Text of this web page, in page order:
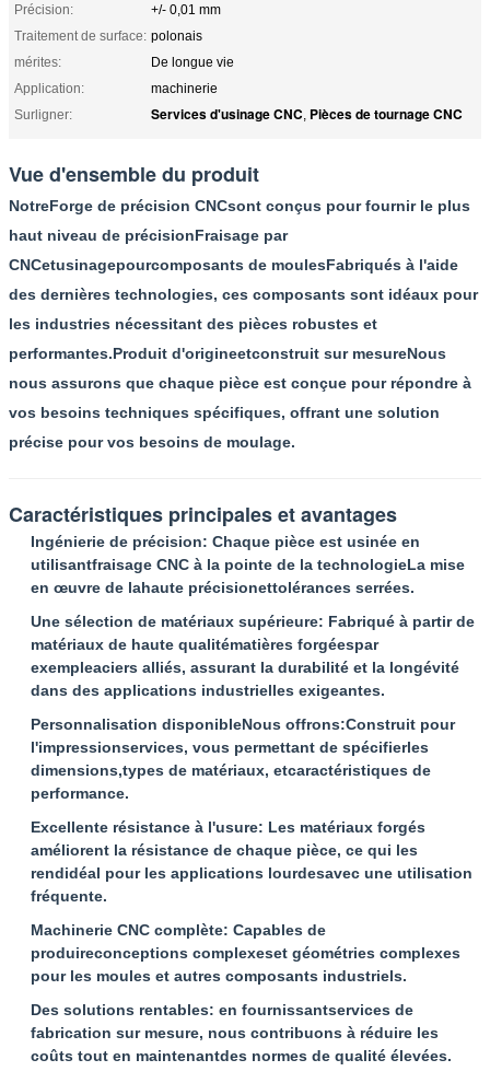
Précision:
+/- 0,01 mm
Traitement de surface: polonais
mérites:
De longue vie
Application:
machinerie
Surligner:
Services d'usinage CNC, Pièces de tournage CNC
Vue d'ensemble du produit
NotreForge de précision CNCsont conçus pour fournir le plus
haut niveau de précisionFraisage par
CNCetusinagepourcomposants de moulesFabriqués à l'aide
des dernières technologies, ces composants sont idéaux pour
les industries nécessitant des pièces robustes et
performantes.Produit d'origineetconstruit sur mesureNous
nous assurons que chaque pièce est conçue pour répondre à
vos besoins techniques spécifiques, offrant une solution
précise pour vos besoins de moulage.
Caractéristiques principales et avantages
Ingénierie de précision: Chaque pièce est usinée en
utilisantfraisage CNC à la pointe de la technologieLa mise
en œuvre de lahaute précisionettolérances serrées.
Une sélection de matériaux supérieure: Fabriqué à partir de
matériaux de haute qualitématières forgéespar
exempleaciers alliés, assurant la durabilité et la longévité
dans des applications industrielles exigeantes.
Personnalisation disponibleNous offrons:Construit pour
l'impressionservices, vous permettant de spécifierles
dimensions,types de matériaux, etcaractéristiques de
performance.
Excellente résistance à l'usure: Les matériaux forgés
améliorent la résistance de chaque pièce, ce qui les
rendidéal pour les applications lourdesavec une utilisation
fréquente.
Machinerie CNC complète: Capables de
produireconceptions complexeset géométries complexes
pour les moules et autres composants industriels.
Des solutions rentables: en fournissantservices de
fabrication sur mesure, nous contribuons à réduire les
coûts tout en maintenantdes normes de qualité élevées.